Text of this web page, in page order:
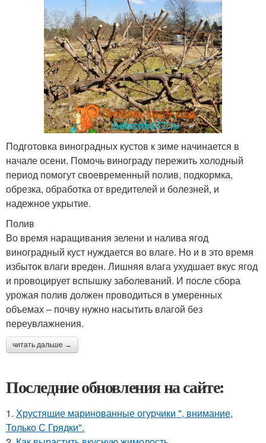
Подготовка виноградных кустов к зиме начинается в
начале осени. Помочь винограду пережить холодный
период помогут своевременный полив, подкормка,
обрезка, обработка от вредителей и болезней, и
надежное укрытие.
Полив
Во время наращивания зелени и налива ягод
виноградный куст нуждается во влаге. Но и в это время
избыток влаги вреден. Лишняя влага ухудшает вкус ягод
и провоцирует вспышку заболеваний. И после сбора
урожая полив должен проводиться в умеренных
объемах – почву нужно насытить влагой без
переувлажнения.
читать дальше →
Последние обновления на сайте:
1. Хрустящие маринованные огурчики ", внимание,
Только С Грядки".